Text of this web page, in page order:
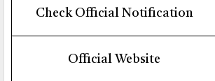
Check Official Notification
Official Website